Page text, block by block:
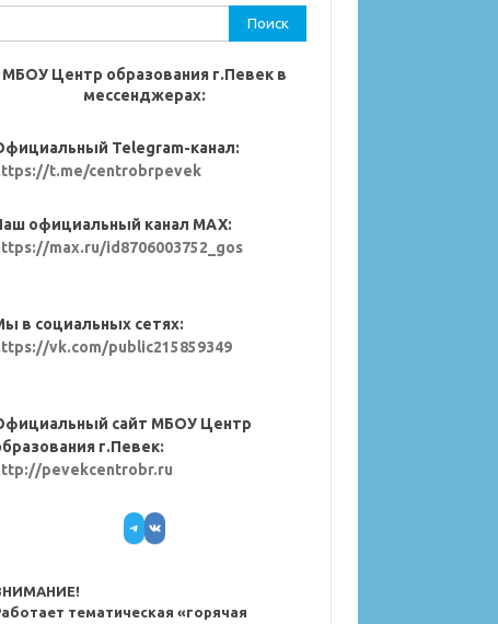
МБОУ Центр образования г.Певек в
мессенджерах:
Telegram-канал:
t.me/centrobrpevek
официальный канал MAX:
max.ru/id8706003752_gos
в социальных сетях:
vk.com/public215859349
сайт МБОУ Центр
г.Певек:
pevekcentrobr.ru
Telegram
VK
тематическая «горячая